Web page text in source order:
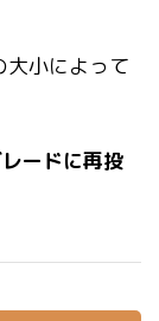
大小によって
ードに再投